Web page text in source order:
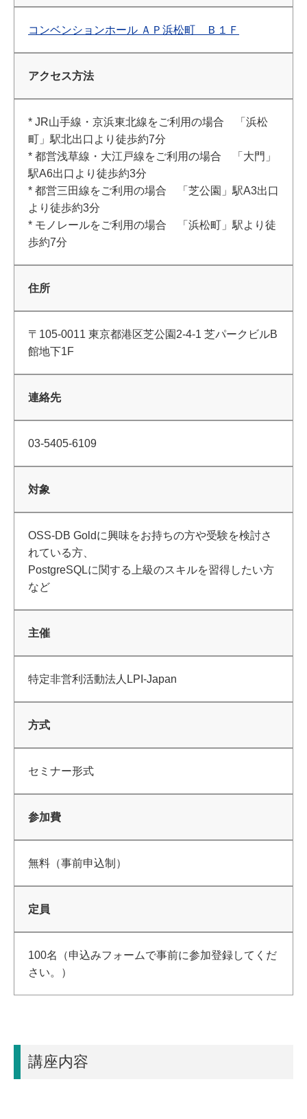
コンベンションホール ＡＰ浜松町 Ｂ１Ｆ
アクセス方法
* JR山手線・京浜東北線をご利用の場合 「浜松
町」駅北出口より徒歩約7分
* 都営浅草線・大江戸線をご利用の場合 「大門」
駅A6出口より徒歩約3分
* 都営三田線をご利用の場合 「芝公園」駅A3出口
より徒歩約3分
* モノレールをご利用の場合 「浜松町」駅より徒
歩約7分
住所
〒105-0011 東京都港区芝公園2-4-1 芝パークビルB
館地下1F
連絡先
03-5405-6109
対象
OSS-DB Goldに興味をお持ちの方や受験を検討さ
れている方、
PostgreSQLに関する上級のスキルを習得したい方
など
主催
特定非営利活動法人LPI-Japan
方式
セミナー形式
参加費
無料（事前申込制）
定員
100名（申込みフォームで事前に参加登録してくだ
さい。）
講座内容